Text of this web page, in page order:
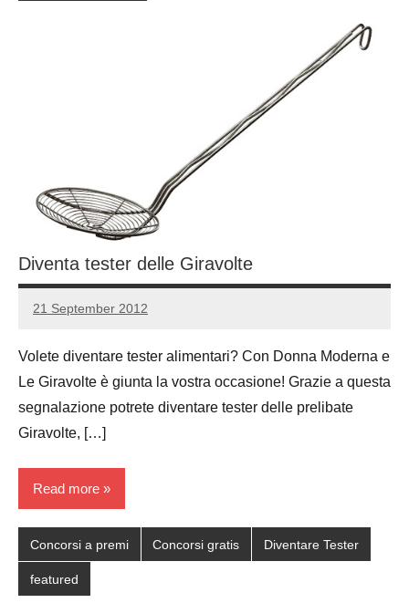
Diventa tester delle Giravolte
21 September 2012
Luca
No
Volete diventare tester alimentari? Con Donna Moderna e
Le Giravolte è giunta la vostra occasione! Grazie a questa
segnalazione potrete diventare tester delle prelibate
Giravolte, […]
Read more
Concorsi a premi Concorsi gratis Diventare Tester
featured